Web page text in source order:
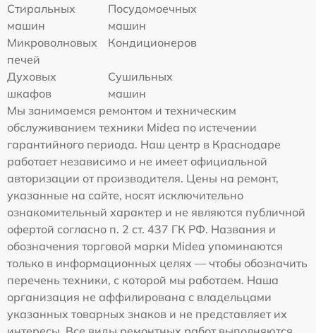
Стиральных
машин
Посудомоечных
машин
Микроволновых
печей
Кондиционеров
Духовых
шкафов
Сушильных
машин
Мы занимаемся ремонтом и техническим
обслуживанием техники Midea по истечении
гарантийного периода. Наш центр в Краснодаре
работает независимо и не имеет официальной
авторизации от производителя. Цены на ремонт,
указанные на сайте, носят исключительно
ознакомительный характер и не являются публичной
офертой согласно п. 2 ст. 437 ГК РФ. Названия и
обозначения торговой марки Midea упоминаются
только в информационных целях — чтобы обозначить
перечень техники, с которой мы работаем. Наша
организация не аффилирована с владельцами
указанных товарных знаков и не представляет их